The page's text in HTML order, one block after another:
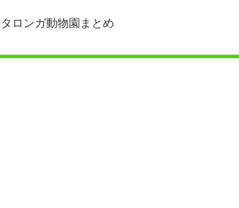
タロンガ動物園まとめ